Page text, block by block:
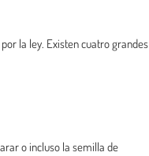
la ley. Existen cuatro grandes
o incluso la semilla de